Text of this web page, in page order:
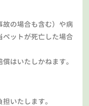
故の場合も含む）や病
ットが死亡した場合
はいたしかねます。
いたします。